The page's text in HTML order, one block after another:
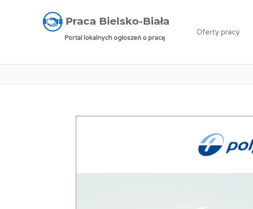
Praca Bielsko-Biała
Portal lokalnych ogłoszeń o pracę
Oferty pracy
Praca Bielsko-Biała » Oferty pracy
Praca: